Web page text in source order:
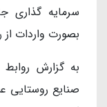
بصورت واردات از
به گزارش
صنایع روستایی